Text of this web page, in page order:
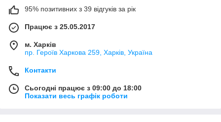
95% позитивних з 39 відгуків за рік
Працює з 25.05.2017
м. Харків
пр. Героїв Харкова 259, Харків, Україна
Контакти
Сьогодні працює з 09:00 до 18:00
Показати весь графік роботи